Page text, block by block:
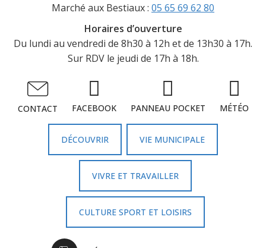
Marché aux Bestiaux : 05 65 69 62 80
Horaires d’ouverture
Du lundi au vendredi de 8h30 à 12h et de 13h30 à 17h.
Sur RDV le jeudi de 17h à 18h.
CONTACT FACEBOOK PANNEAU POCKET MÉTÉO
DÉCOUVRIR VIE MUNICIPALE
VIVRE ET TRAVAILLER
CULTURE SPORT ET LOISIRS